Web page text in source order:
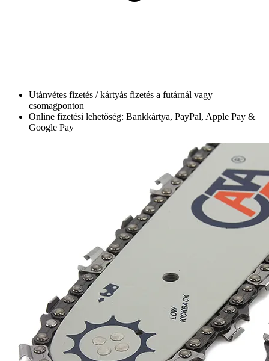
Utánvétes fizetés / kártyás fizetés a futárnál vagy
csomagponton
Online fizetési lehetőség: Bankkártya, PayPal, Apple Pay &
Google Pay